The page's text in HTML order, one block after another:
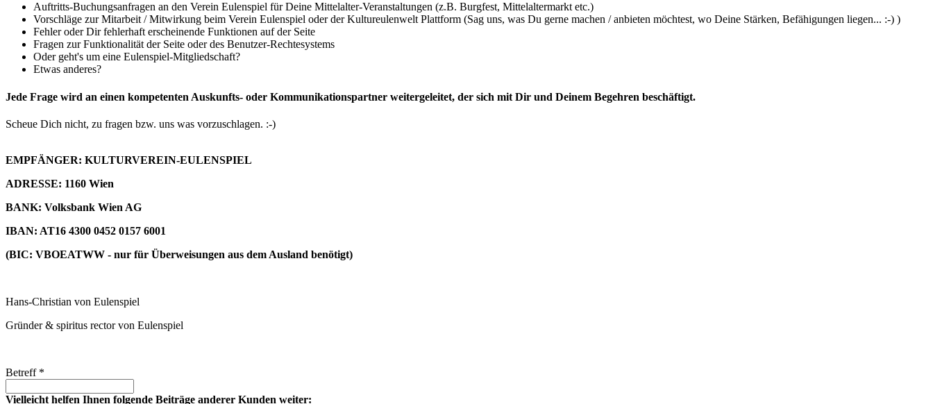
Auftritts-Buchungsanfragen an den Verein Eulenspiel für Deine Mittelalter-Veranstaltungen (z.B. Burgfest, Mittelaltermarkt etc.)
Vorschläge zur Mitarbeit / Mitwirkung beim Verein Eulenspiel oder der Kultureulenwelt Plattform (Sag uns, was Du gerne machen / anbieten möchtest, wo Deine Stärken, Befähigungen liegen... :-) )
Fehler oder Dir fehlerhaft erscheinende Funktionen auf der Seite
Fragen zur Funktionalität der Seite oder des Benutzer-Rechtesystems
Oder geht's um eine Eulenspiel-Mitgliedschaft?
Etwas anderes?
Jede Frage wird an einen kompetenten Auskunfts- oder Kommunikationspartner weitergeleitet, der sich mit Dir und Deinem Begehren beschäftigt.
Scheue Dich nicht, zu fragen bzw. uns was vorzuschlagen. :-)
EMPFÄNGER: KULTURVEREIN-EULENSPIEL
ADRESSE: 1160 Wien
BANK: Volksbank Wien AG
IBAN: AT16 4300 0452 0157 6001
(BIC: VBOEATWW - nur für Überweisungen aus dem Ausland benötigt)
Hans-Christian von Eulenspiel
Gründer & spiritus rector von Eulenspiel
Betreff *
Vielleicht helfen Ihnen folgende Beiträge anderer Kunden weiter: